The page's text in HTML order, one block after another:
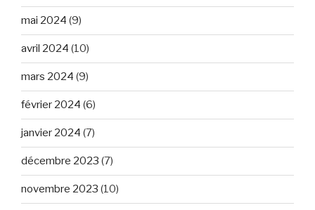
mai 2024 (9)
avril 2024 (10)
mars 2024 (9)
février 2024 (6)
janvier 2024 (7)
décembre 2023 (7)
novembre 2023 (10)